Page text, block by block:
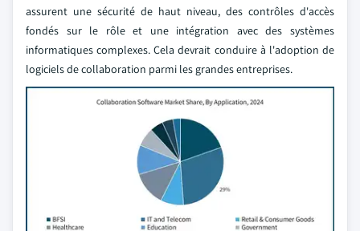
assurent une sécurité de haut niveau, des contrôles d'accès
fondés sur le rôle et une intégration avec des systèmes
informatiques complexes. Cela devrait conduire à l'adoption de
logiciels de collaboration parmi les grandes entreprises.